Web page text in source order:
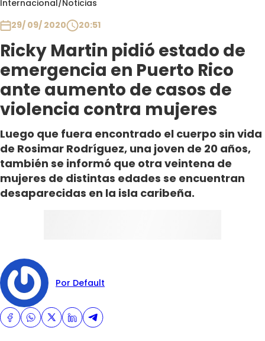
Internacional/Noticias
29/ 09/ 2020
20:51
Ricky Martin pidió estado de
emergencia en Puerto Rico
ante aumento de casos de
violencia contra mujeres
Luego que fuera encontrado el cuerpo sin vida
de Rosimar Rodríguez, una joven de 20 años,
también se informó que otra veintena de
mujeres de distintas edades se encuentran
desaparecidas en la isla caribeña.
Por Default
Club De La Comedia
Contigo en Directo
Plan Perfecto
El Tiempo
Sabingo
Todos Los Programas